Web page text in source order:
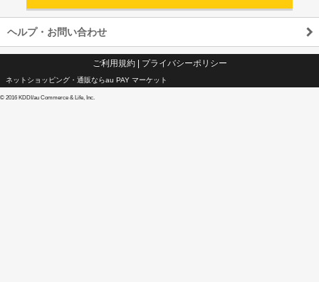
ヘルプ・お問い合わせ
ご利用規約| プライバシーポリシー
ネットショッピング・通販ならau PAY マーケット
© 2016 KDDI/au Commerce & Life, Inc.